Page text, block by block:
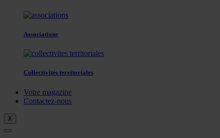
Associations
Collectivités territoriales
Votre magazine
Contactez-nous
X